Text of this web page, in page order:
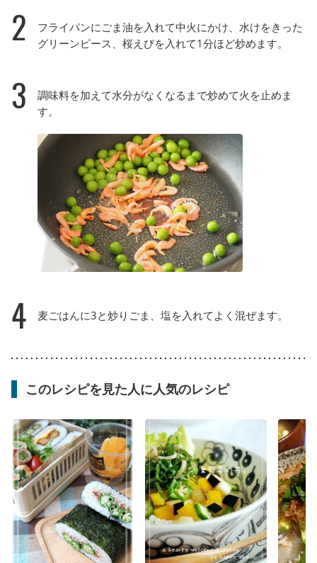
2
フライパンにごま油を入れて中火にかけ、水けをきった
グリーンピース、桜えびを入れて1分ほど炒めます。
3
調味料を加えて水分がなくなるまで炒めて火を止めま
す。
4 麦ごはんに3と炒りごま、塩を入れてよく混ぜます。
このレシピを見た人に人気のレシピ